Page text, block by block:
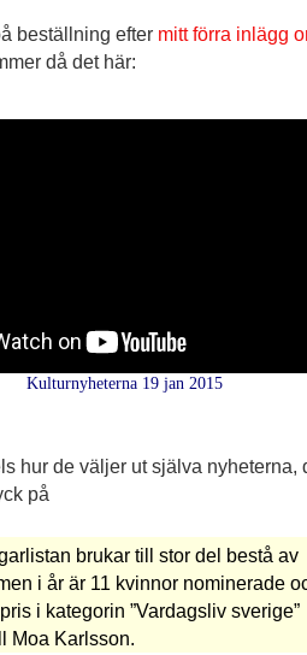
beställning efter mitt förra inlägg
då det här:
Kulturnyheterna 19 jan 2015
hur de väljer ut själva
på
brukar till stor del bestå av
i år är 11 kvinnor nominerade
i kategorin ”Vardagsliv sverige”
Moa Karlsson.